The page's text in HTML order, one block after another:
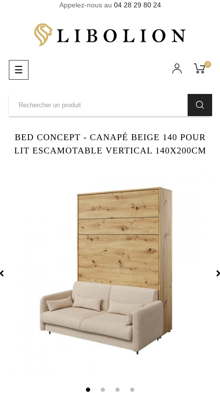
Appelez-nous au 04 28 29 80 24
0
Basculer
la
☰
BED CONCEPT - CANAPÉ BEIGE 140 POUR
LIT ESCAMOTABLE VERTICAL 140X200CM